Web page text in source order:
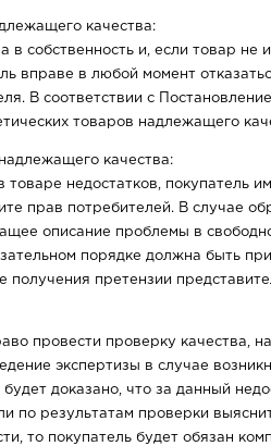
качества:
в собственность и, если товар
вправе в любой момент
В соответствии с
товаров надлежащего
качества:
товаре недостатков, покупатель
прав потребителей. В случае
описание проблемы в
порядке должна быть
получения претензии
провести проверку качества,
экспертизы в случае
доказано, что за данный
по результатам проверки
то покупатель будет обязан